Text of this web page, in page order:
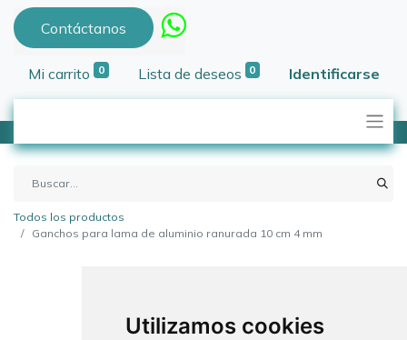
Utilizamos cookies
Contáctanos
Mi carrito 0 Lista de deseos 0 Identificarse
Todos los productos
Ganchos para lama de aluminio ranurada 10 cm 4 mm